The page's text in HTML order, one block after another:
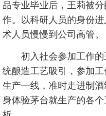
品专业毕业后，王莉被
作。以科研人员的身份
术人员慢慢到公司高管。
初入社会参加工作的
统酿造工艺吸引，参加工
生产一线，准时走进制
身体验茅台就生产的各